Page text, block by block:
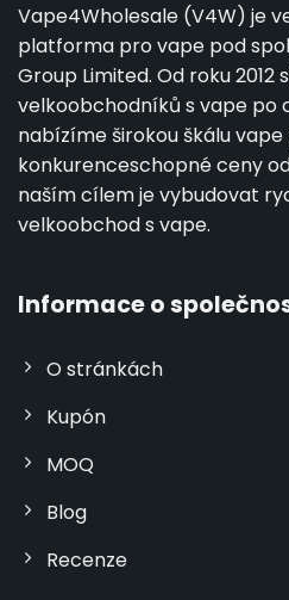
Vape4Wholesale (V4W) je
platforma pro vape pod
Group Limited. Od roku
velkoobchodníků s vape po
nabízíme širokou škálu
konkurenceschopné ceny
naším cílem je vybudovat
velkoobchod s vape.
Informace o
O stránkách
Kupón
MOQ
Blog
Recenze